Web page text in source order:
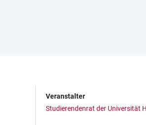
Veranstalter
Studierendenrat der Universität